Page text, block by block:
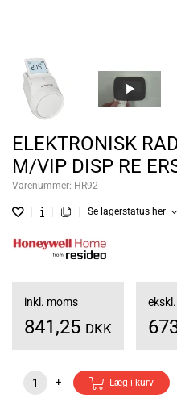
ELEKTRONISK
M/VIP DISP RE
Varenummer: HR92
Se lagerstatus her
inkl. moms
841,25 DKK
- + Læg i kurv